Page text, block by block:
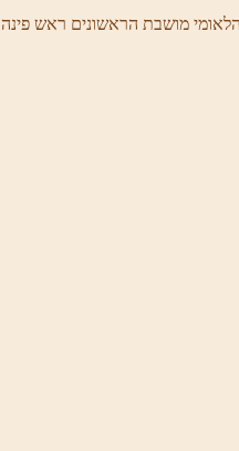
מושבת הראשונים ראש פינה